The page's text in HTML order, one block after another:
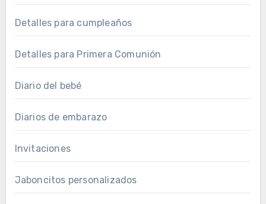
Detalles para cumpleaños
Detalles para Primera Comunión
Diario del bebé
Diarios de embarazo
Invitaciones
Jaboncitos personalizados